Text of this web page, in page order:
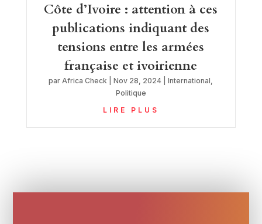
Côte d’Ivoire : attention à ces
publications indiquant des
tensions entre les armées
française et ivoirienne
parAfrica Check |Nov 28, 2024 |International,
Politique
LIRE PLUS